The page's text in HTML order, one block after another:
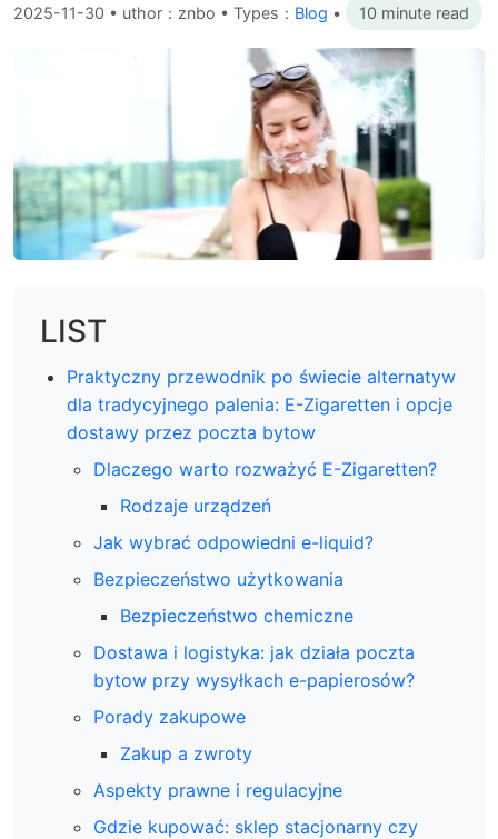
2025-11-30 • uthor：znbo • Types： Blog • 10 minute read
LIST
Praktyczny przewodnik po świecie alternatyw
dla tradycyjnego palenia: E-Zigaretten i opcje
dostawy przez poczta bytow
Dlaczego warto rozważyć E-Zigaretten?
Rodzaje urządzeń
Jak wybrać odpowiedni e-liquid?
Bezpieczeństwo użytkowania
Bezpieczeństwo chemiczne
Dostawa i logistyka: jak działa poczta
bytow przy wysyłkach e-papierosów?
Porady zakupowe
Zakup a zwroty
Aspekty prawne i regulacyjne
Gdzie kupować: sklep stacjonarny czy